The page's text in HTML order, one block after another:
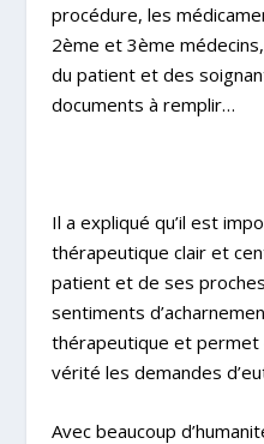
procédure, les
2ème et 3ème
du patient et des
documents à remplir…
Il a expliqué qu’il est
thérapeutique clair et
patient et de ses
sentiments
thérapeutique et permet
vérité les demandes
Avec beaucoup